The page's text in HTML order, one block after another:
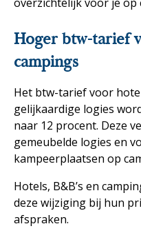
Hoger btw-tarief
campings
Het btw-tarief voor
gelijkaardige logies
naar 12 procent. Deze
gemeubelde logies en
kampeerplaatsen op
Hotels, B&B’s en
deze wijziging bij hun
afspraken.